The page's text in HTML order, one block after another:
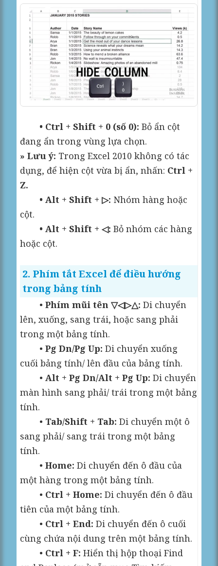
• Ctrl + Shift + 0 (số 0): Bỏ ẩn cột
đang ẩn trong vùng lựa chọn.
» Lưu ý: Trong Excel 2010 không có tác
dụng, để hiện cột vừa bị ẩn, nhấn: Ctrl +
Z.
• Alt + Shift + ▷: Nhóm hàng hoặc
cột.
• Alt + Shift + ◁: Bỏ nhóm các hàng
hoặc cột.
2. Phím tắt Excel để điều hướng
trong bảng tính
• Phím mũi tên ▽◁▷△: Di chuyển
lên, xuống, sang trái, hoặc sang phải
trong một bảng tính.
•Pg Dn/Pg Up: Di chuyển xuống
cuối bảng tính/ lên đầu của bảng tính.
•Alt + Pg Dn/Alt + Pg Up: Di chuyển
màn hình sang phải/ trái trong một bảng
tính.
• Tab/Shift + Tab: Di chuyển một ô
sang phải/ sang trái trong một bảng
tính.
•Home: Di chuyển đến ô đầu của
một hàng trong một bảng tính.
• Ctrl + Home: Di chuyển đến ô đầu
tiên của một bảng tính.
• Ctrl + End: Di chuyển đến ô cuối
cùng chứa nội dung trên một bảng tính.
• Ctrl + F: Hiển thị hộp thoại Find